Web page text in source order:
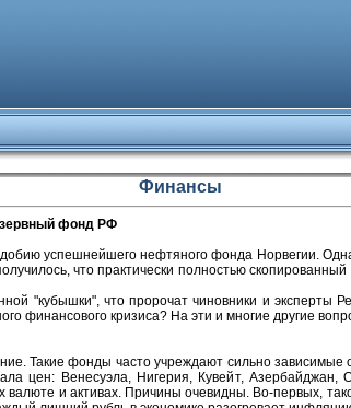
Финансы
фонд РФ
успешнейшего нефтяного фонда Норвегии.
что практически полностью
"кубышки", что пророчат чиновники и
финансового кризиса? На эти и многие другие
Такие фонды часто учреждают сильно
цен: Венесуэла, Нигерия, Кувейт,
валюте и активах. Причины очевидны. Во-первых,